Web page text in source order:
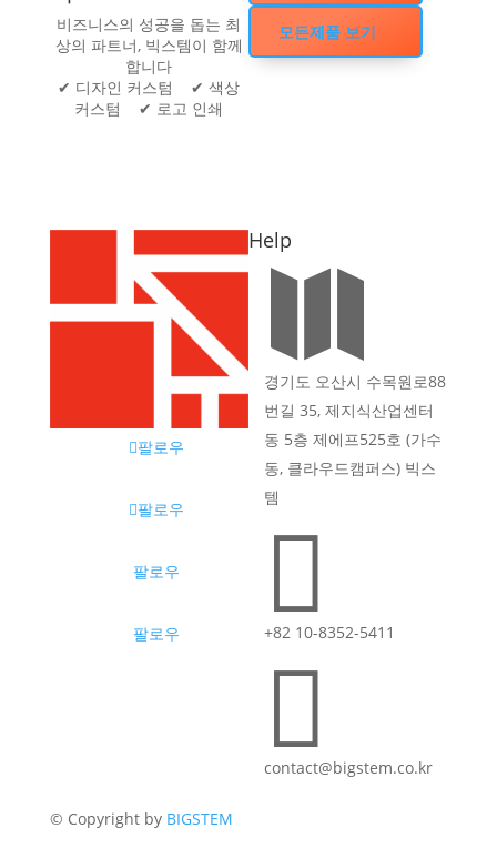
비즈니스의 성공을 돕는 최
상의 파트너, 빅스템이 함께
합니다
✔ 디자인 커스텀 ✔ 색상
커스텀 ✔ 로고 인쇄
모든제품 보기
팔로우
팔로우
팔로우
팔로우
Help

경기도 오산시 수목원로88
번길 35, 제지식산업센터
동 5층 제에프525호 (가수
동, 클라우드캠퍼스) 빅스
템

+82 10-8352-5411

contact@bigstem.co.kr
© Copyright by BIGSTEM